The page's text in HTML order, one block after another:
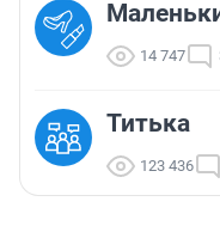
14 747
Титька
123 436